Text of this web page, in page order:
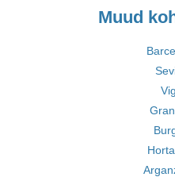
Muud